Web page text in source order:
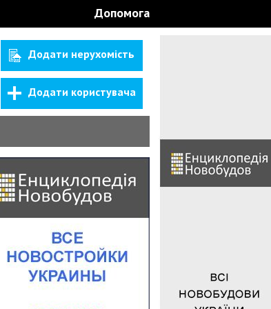
Допомога
Додати нерухомість
Додати користувача